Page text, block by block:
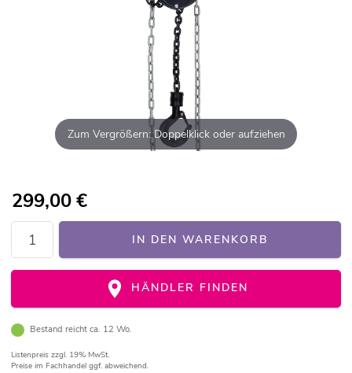
Zum Vergrößern: Doppelklick oder aufziehen
299,00€
IN DEN WARENKORB
HÄNDLER FINDEN
Bestand reicht ca. 12 Wo.
Listenpreis zzgl. 19% MwSt.
Preise im Fachhandel ggf. abweichend.